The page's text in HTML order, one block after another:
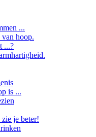
...
hoop.
...?
is ...
je beter!